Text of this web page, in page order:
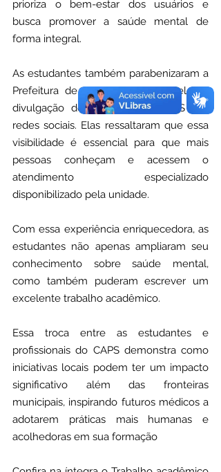
prioriza o bem-estar dos usuários e
busca promover a saúde mental de
forma integral.
As estudantes também parabenizaram a
Prefeitura de Capixaba pela excelente
divulgação dos serviços do CAPS nas
redes sociais. Elas ressaltaram que essa
visibilidade é essencial para que mais
pessoas conheçam e acessem o
atendimento especializado
disponibilizado pela unidade.
Com essa experiência enriquecedora, as
estudantes não apenas ampliaram seu
conhecimento sobre saúde mental,
como também puderam escrever um
excelente trabalho acadêmico.
Essa troca entre as estudantes e
profissionais do CAPS demonstra como
iniciativas locais podem ter um impacto
significativo além das fronteiras
municipais, inspirando futuros médicos a
adotarem práticas mais humanas e
acolhedoras em sua formação